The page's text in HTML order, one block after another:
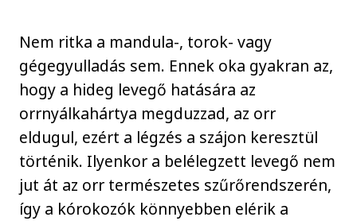
Nem ritka a mandula-, torok- vagy
gégegyulladás sem. Ennek oka gyakran az,
hogy a hideg levegő hatására az
orrnyálkahártya megduzzad, az orr
eldugul, ezért a légzés a szájon keresztül
történik. Ilyenkor a belélegzett levegő nem
jut át az orr természetes szűrőrendszerén,
így a kórokozók könnyebben elérik a